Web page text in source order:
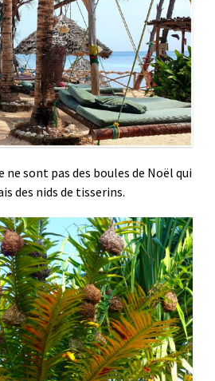
ne sont pas des boules de Noël qui
des nids de tisserins.